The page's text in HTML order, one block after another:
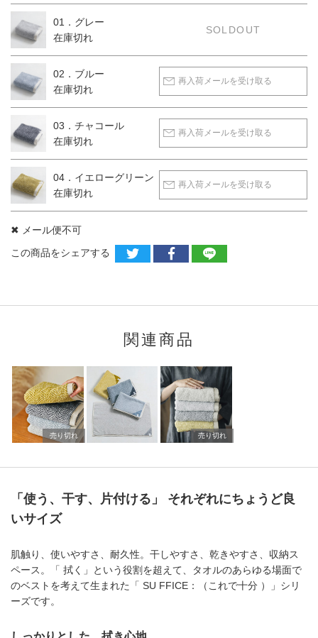
01．グレー
在庫切れ
SOLDOUT
02．ブルー
在庫切れ
再入荷メールを受け取る
03．チャコール
在庫切れ
再入荷メールを受け取る
04．イエローグリーン
在庫切れ
再入荷メールを受け取る
✖ メール便不可
この商品をシェアする
関連商品
売り切れ 売り切れ
「使う、干す、片付ける」 それぞれにちょうど良
いサイズ
肌触り、使いやすさ、耐久性。干しやすさ、乾きやすさ、収納ス
ペース。「 拭く」という役割を超えて、タオルのあらゆる場面で
のベストを考えて生まれた「 SU FFICE：（これで十分 ）」シリ
ーズです。